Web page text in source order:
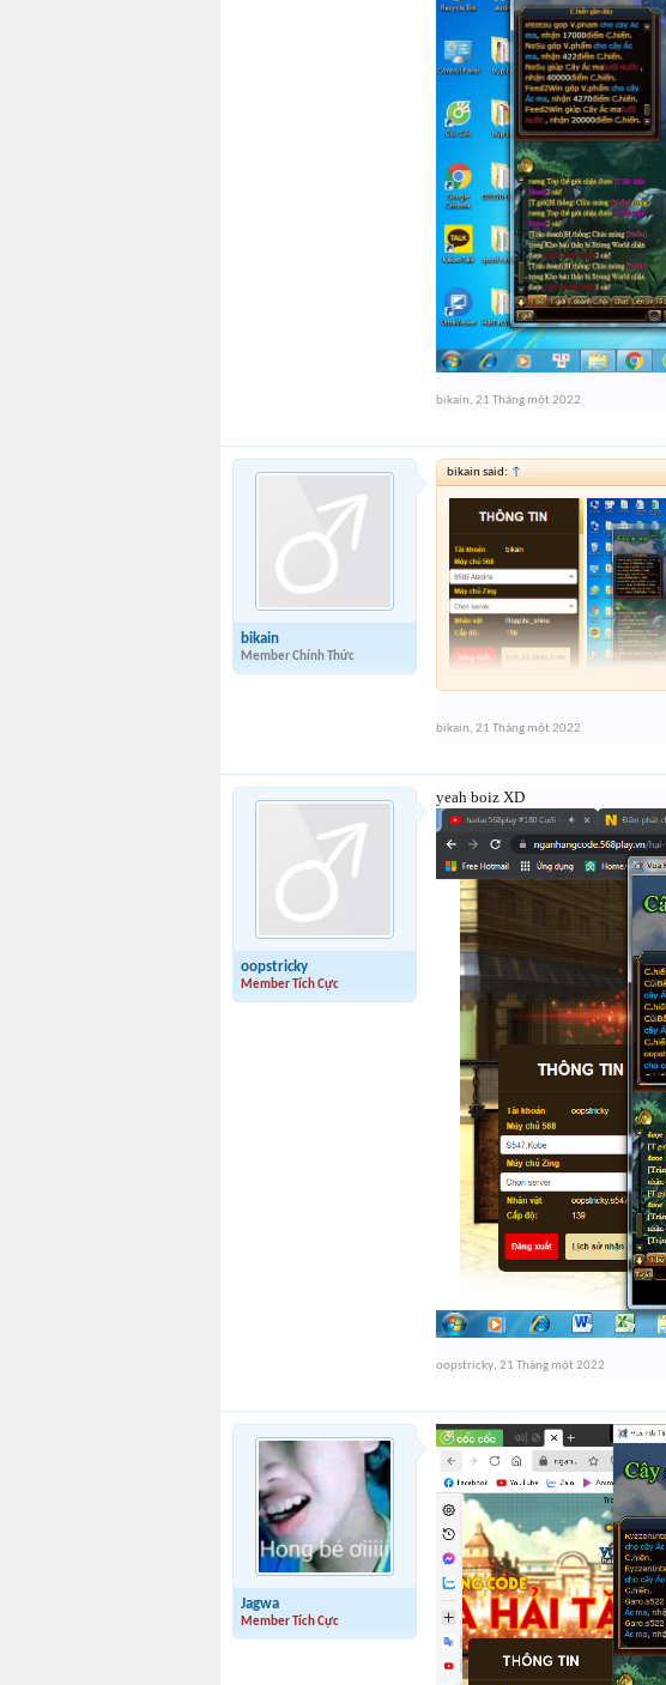
bikain, 21 Tháng một 2022
bikain
Member Chính Thức
bikain said: ↑
bikain, 21 Tháng một 2022
oopstricky
Member Tích Cực
yeah boiz XD
oopstricky, 21 Tháng một 2022
Jagwa
Member Tích Cực